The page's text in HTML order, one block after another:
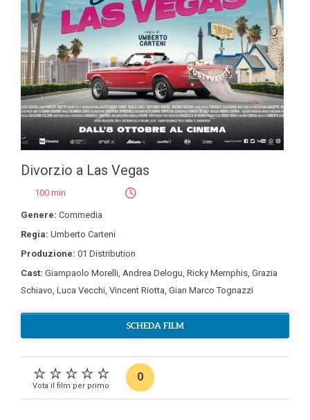
Divorzio a Las Vegas
100 min
Genere: Commedia
Regia: Umberto Carteni
Produzione: 01 Distribution
Cast: Giampaolo Morelli, Andrea Delogu, Ricky Memphis, Grazia
Schiavo, Luca Vecchi, Vincent Riotta, Gian Marco Tognazzi
SCHEDA FILM
Vota il film per primo
0